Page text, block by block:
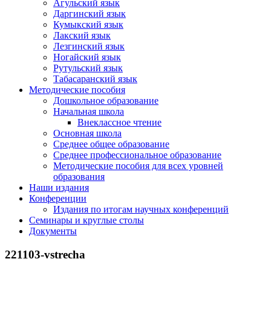
Агульский язык
Даргинский язык
Кумыкский язык
Лакский язык
Лезгинский язык
Ногайский язык
Рутульский язык
Табасаранский язык
Методические пособия
Дошкольное образование
Начальная школа
Внеклассное чтение
Основная школа
Среднее общее образование
Среднее профессиональное образование
Методические пособия для всех уровней
образования
Наши издания
Конференции
Издания по итогам научных конференций
Семинары и круглые столы
Документы
221103-vstrecha